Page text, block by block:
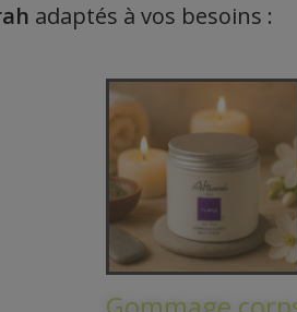
adaptés à vos besoins :